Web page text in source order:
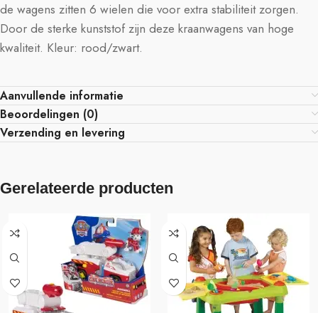
de wagens zitten 6 wielen die voor extra stabiliteit zorgen.
Door de sterke kunststof zijn deze kraanwagens van hoge
kwaliteit. Kleur: rood/zwart.
Aanvullende informatie
Beoordelingen (0)
Verzending en levering
Gerelateerde producten